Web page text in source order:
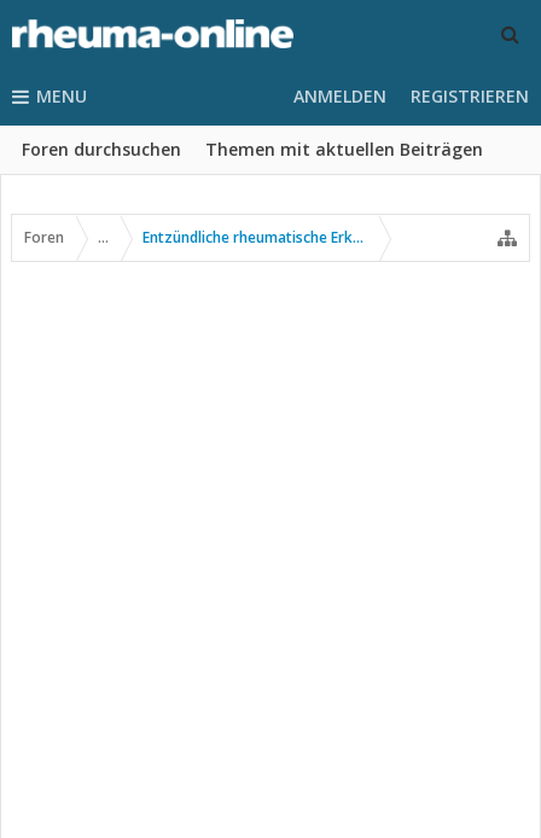
MENU
Foren durchsuchen Themen mit aktuellen Beiträgen
ANMELDEN REGISTRIEREN
Foren ... Entzündliche rheumatische Erkrankungen